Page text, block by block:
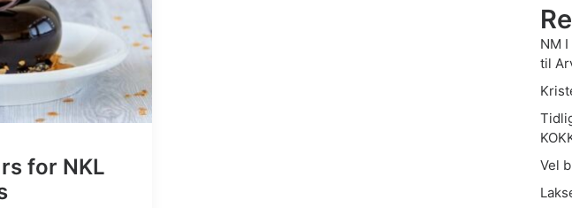
for NKL
NM
til
Vel